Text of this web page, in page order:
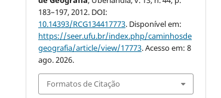
183–197, 2012. DOI:
10.14393/RCG134417773. Disponível em:
https://seer.ufu.br/index.php/caminhosde
geografia/article/view/17773. Acesso em: 8
ago. 2026.
Formatos de Citação